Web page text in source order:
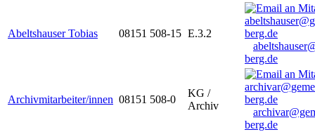
Abeltshauser Tobias 08151 508-15 E.3.2
berg.de
Archivmitarbeiter/innen 08151 508-0
KG /
Archiv
berg.de